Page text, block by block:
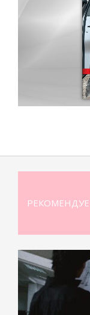
«Учитель
Пересильд и Юрий
новой спортивной